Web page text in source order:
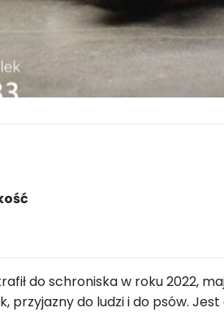
do schroniska w roku 2022,
przyjazny do ludzi i do psów.